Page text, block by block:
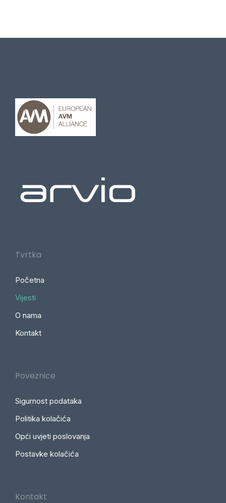
Tvrtka
Početna
Vijesti
O nama
Kontakt
Poveznice
Sigurnost podataka
Politika kolačića
Opći uvjeti poslovanja
Postavke kolačića
Kontakt